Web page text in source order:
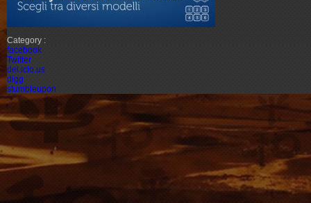
Category :
facebook
Twitter
del.icio.us
digg
stumbleupon